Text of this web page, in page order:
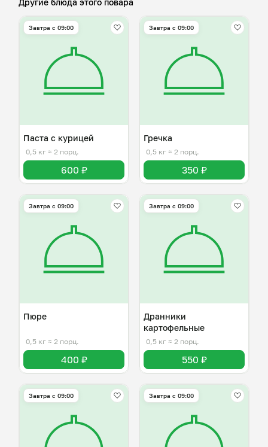
Другие блюда этого повара
Завтра c 09:00
Паста с курицей
0,5 кг ≈ 2 порц.
600 ₽
Завтра c 09:00
Гречка
0,5 кг ≈ 2 порц.
350 ₽
Завтра c 09:00
Пюре
0,5 кг ≈ 2 порц.
400 ₽
Завтра c 09:00
Дранники
картофельные
0,5 кг ≈ 2 порц.
550 ₽
Завтра c 09:00 Завтра c 09:00